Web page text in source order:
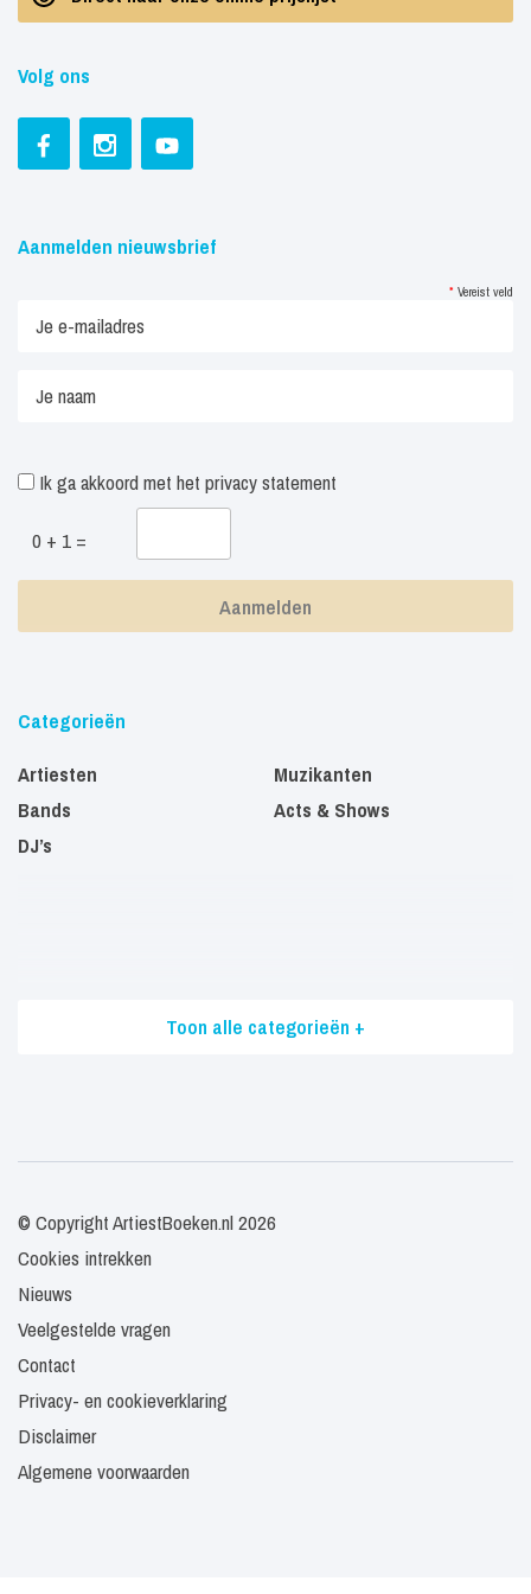
Volg ons
Aanmelden nieuwsbrief
* Vereist veld
Ik ga akkoord met het privacy statement
0 + 1 =
Categorieën
Artiesten
Bands
DJ’s
Muzikanten
Acts & Shows
Toon alle categorieën +
© Copyright ArtiestBoeken.nl 2026
Cookies intrekken
Nieuws
Veelgestelde vragen
Contact
Privacy- en cookieverklaring
Disclaimer
Algemene voorwaarden